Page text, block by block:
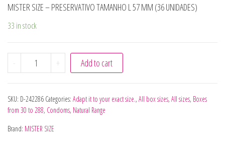
MISTER SIZE – PRESERVATIVO TAMANHO L 57 MM (36 UNIDADES)
33 in stock
- MISTER SIZE - PRESERVATIVO TAMANHO L 57 MM (36
+ Add to cart
SKU: D-242286 Categories: Adapt it to your exact size., All box sizes, All sizes, Boxes
from 30 to 288, Condoms, Natural Range
Brand: MISTER SIZE